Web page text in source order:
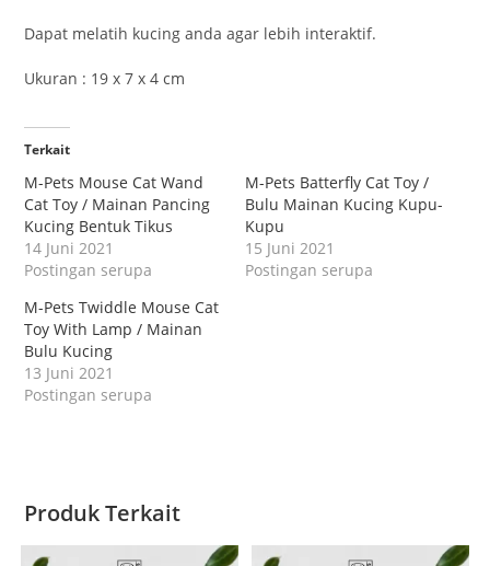
Dapat melatih kucing anda agar lebih interaktif.
Ukuran : 19 x 7 x 4 cm
Terkait
M-Pets Mouse Cat Wand
Cat Toy / Mainan Pancing
Kucing Bentuk Tikus
14 Juni 2021
Postingan serupa
M-Pets Batterfly Cat Toy /
Bulu Mainan Kucing Kupu-
Kupu
15 Juni 2021
Postingan serupa
M-Pets Twiddle Mouse Cat
Toy With Lamp / Mainan
Bulu Kucing
13 Juni 2021
Postingan serupa
Produk Terkait